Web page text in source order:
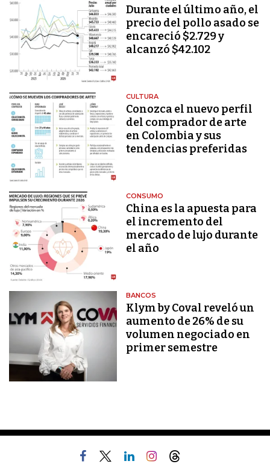
Durante el último año, el
precio del pollo asado se
encareció $2.729 y
alcanzó $42.102
CULTURA
Conozca el nuevo perfil
del comprador de arte
en Colombia y sus
tendencias preferidas
CONSUMO
China es la apuesta para
el incremento del
mercado de lujo durante
el año
BANCOS
Klym by Coval reveló un
aumento de 26% de su
volumen negociado en
primer semestre